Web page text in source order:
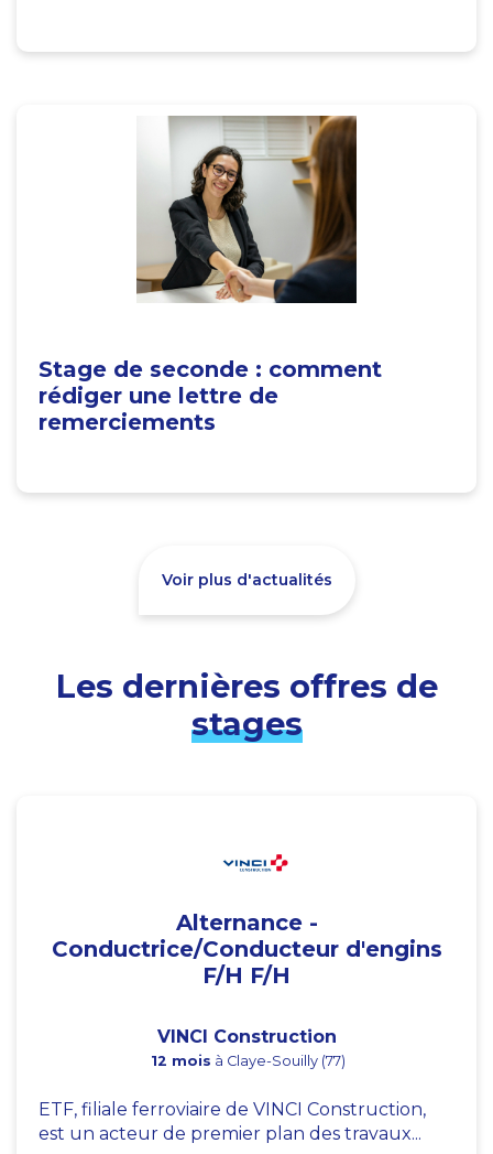
Stage de seconde : comment
rédiger une lettre de
remerciements
Voir plus d'actualités
Les dernières offres de
stages
Alternance -
Conductrice/Conducteur d'engins
F/H F/H
VINCI Construction
12 mois à Claye-Souilly (77)
ETF, filiale ferroviaire de VINCI Construction,
est un acteur de premier plan des travaux...